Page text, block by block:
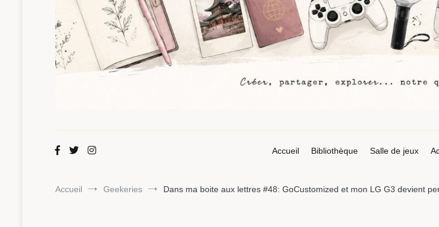
Maman Chou
Accueil
Bibliothèque Salle de jeux
Accueil Geekeries Dans ma boite aux lettres #48: GoCustomized et mon LG G3 devient